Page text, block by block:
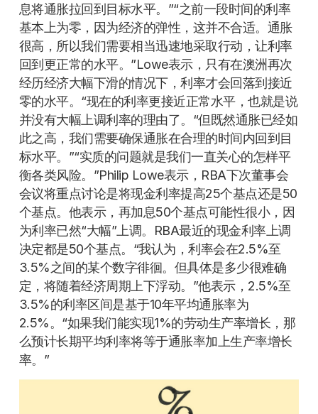
息将通胀拉回到目标水平。”“之前一段时间的利率
基本上为零，因为经济的弹性，这并不合适。通胀
很高，所以我们需要相当迅速地采取行动，让利率
回到更正常的水平。”Lowe表示，只有在澳洲再次
经历经济大幅下滑的情况下，利率才会回落到接近
零的水平。“现在的利率更接近正常水平，也就是说
并没有大幅上调利率的理由了。“但既然通胀已经如
此之高，我们需要确保通胀在合理的时间内回到目
标水平。”“实质的问题就是我们一直关心的怎样平
衡各类风险。”Philip Lowe表示，RBA下次董事会
会议将重点讨论是将现金利率提高25个基点还是50
个基点。他表示，再加息50个基点可能性很小，因
为利率已然“大幅”上调。RBA最近的现金利率上调
决定都是50个基点。“我认为，利率会在2.5%至
3.5%之间的某个数字徘徊。但具体是多少很难确
定，将随着经济周期上下浮动。”他表示，2.5%至
3.5%的利率区间是基于10年平均通胀率为
2.5%。“如果我们能实现1%的劳动生产率增长，那
么预计长期平均利率将等于通胀率加上生产率增长
率。”